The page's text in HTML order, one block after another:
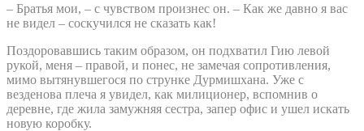
– Братья мои, – с чувством произнес он. – Как же давно я вас
не видел – соскучился не сказать как!
Поздоровавшись таким образом, он подхватил Гию левой
рукой, меня – правой, и понес, не замечая сопротивления,
мимо вытянувшегося по струнке Дурмишхана. Уже с
везденова плеча я увидел, как милиционер, вспомнив о
деревне, где жила замужняя сестра, запер офис и ушел искать
новую коробку.